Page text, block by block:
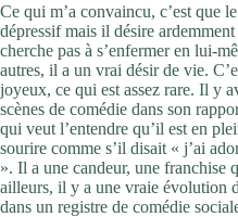
Ce qui m’a convaincu, c’est que
dépressif mais il désire
cherche pas à s’enfermer en lui-
autres, il a un vrai désir de vie.
joyeux, ce qui est assez rare. Il y
scènes de comédie dans son
qui veut l’entendre qu’il est en
sourire comme s’il disait « j’ai
». Il a une candeur, une franchise
ailleurs, il y a une vraie évolution
dans un registre de comédie